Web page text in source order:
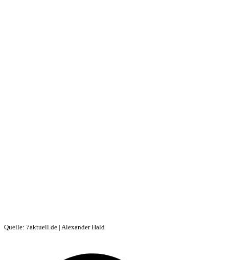
Quelle: 7aktuell.de | Alexander Hald